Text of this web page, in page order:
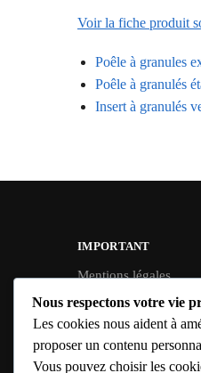
Voir la fiche produit
Poêle à granules
Poêle à granulés
Insert à granulés
IMPORTANT
Mentions légales
Conditions Générales
Politique de
Politique de cookies
Nous respectons votre vie
Les cookies nous aident à
proposer un contenu
Vous pouvez choisir les